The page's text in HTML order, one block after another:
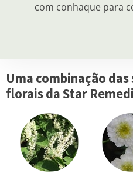
com conhaque para
Uma combinação
florais da Star